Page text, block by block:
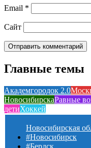
Email *
Сайт
Главные темы
Академгородок 2.0
НовосибирскаРавные
детиХоккей
Новосибирская
#Новосибирск
#Бердск